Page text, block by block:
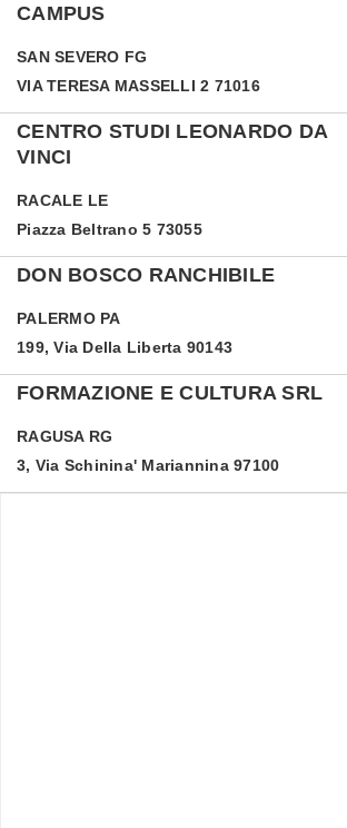
CAMPUS
SAN SEVERO FG
VIA TERESA MASSELLI 2 71016
CENTRO STUDI LEONARDO DA
VINCI
RACALE LE
Piazza Beltrano 5 73055
DON BOSCO RANCHIBILE
PALERMO PA
199, Via Della Liberta 90143
FORMAZIONE E CULTURA SRL
RAGUSA RG
3, Via Schinina' Mariannina 97100